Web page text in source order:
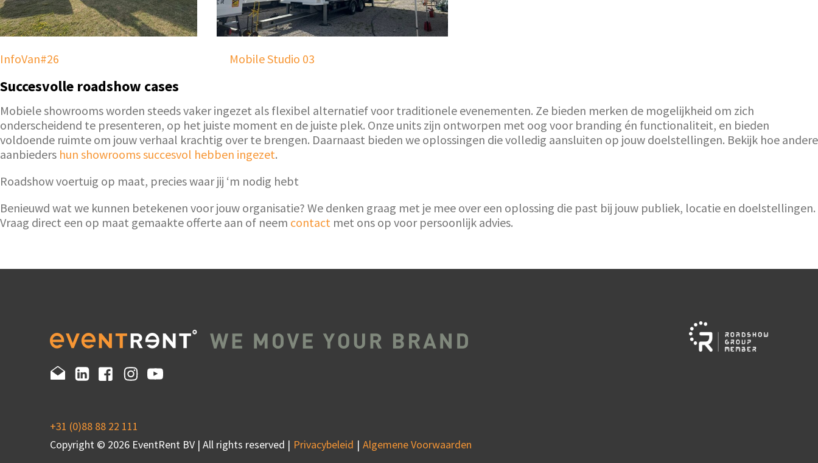
InfoVan#26 Mobile Studio 03
Succesvolle roadshow cases
Mobiele showrooms worden steeds vaker ingezet als flexibel alternatief voor traditionele evenementen. Ze bieden merken de mogelijkheid om zich
onderscheidend te presenteren, op het juiste moment en de juiste plek. Onze units zijn ontworpen met oog voor branding én functionaliteit, en bieden
voldoende ruimte om jouw verhaal krachtig over te brengen. Daarnaast bieden we oplossingen die volledig aansluiten op jouw doelstellingen. Bekijk hoe andere
aanbieders hun showrooms succesvol hebben ingezet.
Roadshow voertuig op maat, precies waar jij ‘m nodig hebt
Benieuwd wat we kunnen betekenen voor jouw organisatie? We denken graag met je mee over een oplossing die past bij jouw publiek, locatie en doelstellingen.
Vraag direct een op maat gemaakte offerte aan of neem contact met ons op voor persoonlijk advies.
+31 (0)88 88 22 111
Copyright © 2026 EventRent BV | All rights reserved | Privacybeleid Algemene Voorwaarden